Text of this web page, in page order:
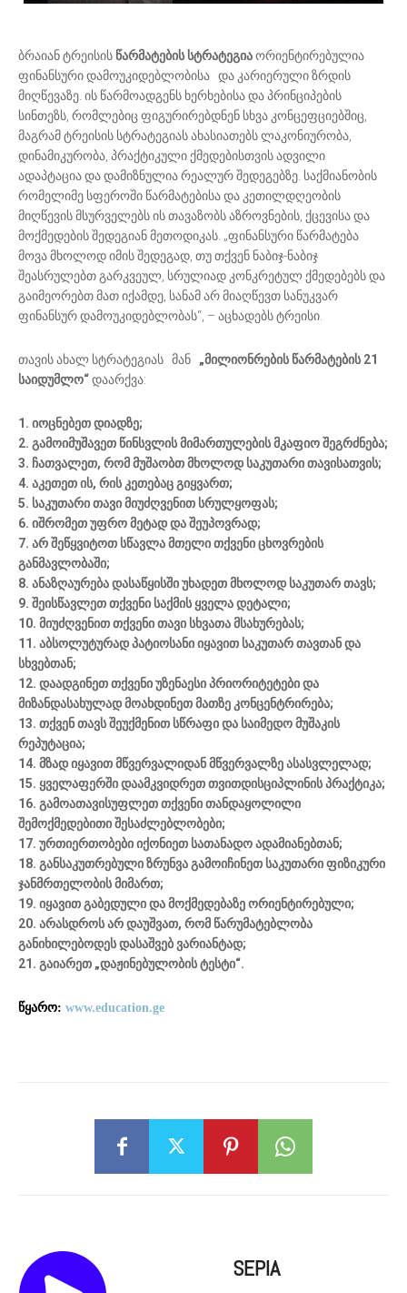
ბრაიან ტრეისის წარმატების სტრატეგიაორიენტირებულია
ფინანსური დამოუკიდებლობისა და კარიერული ზრდის
მიღწევაზე. ის წარმოადგენს ხერხებისა და პრინციპების
სინთეზს, რომლებიც ფიგურირებდნენ სხვა კონცეფციებშიც,
მაგრამ ტრეისის სტრატეგიას ახასიათებს ლაკონიურობა,
დინამიკურობა, პრაქტიკული ქმედებისთვის ადვილი
ადაპტაცია და დამიზნულია რეალურ შედეგებზე. საქმიანობის
რომელიმე სფეროში წარმატებისა და კეთილდღეობის
მიღწევის მსურველებს ის თავაზობს აზროვნების, ქცევისა და
მოქმედების შედეგიან მეთოდიკას. „ფინანსური წარმატება
მოვა მხოლოდ იმის შედეგად, თუ თქვენ ნაბიჯ-ნაბიჯ
შეასრულებთ გარკვეულ, სრულიად კონკრეტულ ქმედებებს და
გაიმეორებთ მათ იქამდე, სანამ არ მიაღწევთ სანუკვარ
ფინანსურ დამოუკიდებლობას“, – აცხადებს ტრეისი.
თავის ახალ სტრატეგიას მან „მილიონრების წარმატების 21
საიდუმლო“დაარქვა:
1. იოცნებეთ დიადზე;
2. გამოიმუშავეთ წინსვლის მიმართულების მკაფიო შეგრძნება;
3. ჩათვალეთ, რომ მუშაობთ მხოლოდ საკუთარი თავისათვის;
4. აკეთეთ ის, რის კეთებაც გიყვართ;
5. საკუთარი თავი მიუძღვენით სრულყოფას;
6. იშრომეთ უფრო მეტად და შეუპოვრად;
7. არ შეწყვიტოთ სწავლა მთელი თქვენი ცხოვრების
განმავლობაში;
8. ანაზღაურება დასაწყისში უხადეთ მხოლოდ საკუთარ თავს;
9. შეისწავლეთ თქვენი საქმის ყველა დეტალი;
10. მიუძღვენით თქვენი თავი სხვათა მსახურებას;
11. აბსოლუტურად პატიოსანი იყავით საკუთარ თავთან და
სხვებთან;
12. დაადგინეთ თქვენი უზენაესი პრიორიტეტები და
მიზანდასახულად მოახდინეთ მათზე კონცენტრირება;
13. თქვენ თავს შეუქმენით სწრაფი და საიმედო მუშაკის
რეპუტაცია;
14. მზად იყავით მწვერვალიდან მწვერვალზე ასასვლელად;
15. ყველაფერში დაამკვიდრეთ თვითდისციპლინის პრაქტიკა;
16. გამოათავისუფლეთ თქვენი თანდაყოლილი
შემოქმედებითი შესაძლებლობები;
17. ურთიერთობები იქონიეთ სათანადო ადამიანებთან;
18. განსაკუთრებული ზრუნვა გამოიჩინეთ საკუთარი ფიზიკური
ჯანმრთელობის მიმართ;
19. იყავით გაბედული და მოქმედებაზე ორიენტირებული;
20. არასდროს არ დაუშვათ, რომ წარუმატებლობა
განიხილებოდეს დასაშვებ ვარიანტად;
21. გაიარეთ „დაჟინებულობის ტესტი“.
წყარო: www.education.ge
SEPIA